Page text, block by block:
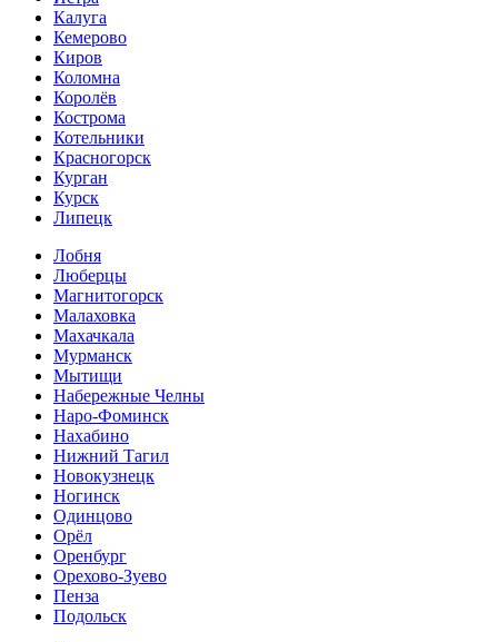
Калуга
Кемерово
Киров
Коломна
Королёв
Кострома
Котельники
Красногорск
Курган
Курск
Липецк
Лобня
Люберцы
Магнитогорск
Малаховка
Махачкала
Мурманск
Мытищи
Набережные Челны
Наро-Фоминск
Нахабино
Нижний Тагил
Новокузнецк
Ногинск
Одинцово
Орёл
Оренбург
Орехово-Зуево
Пенза
Подольск